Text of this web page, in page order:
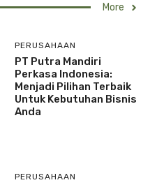
More
PERUSAHAAN
PT Putra Mandiri
Perkasa Indonesia:
Menjadi Pilihan Terbaik
Untuk Kebutuhan Bisnis
Anda
PERUSAHAAN